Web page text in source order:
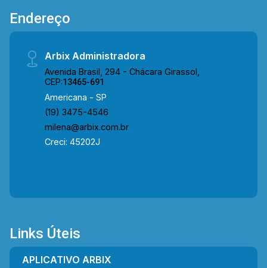
sendo ideal para momentos de lazer. O conforto
térmico e a praticidade são reforçados por
cortinas, persianas elétricas e ar-condicionado
em todos os ambientes. A área íntima é bem
distribuída, com hall de acesso aos dormitórios
social, 01 de serviço e 01 lavabo; 03 vagas de
garagem cobertas. Localizado no bairro Parque
Residencial Nardini, em uma região valorizada e
Americana e do Clube do Bosque,
proporcionando conveniência, lazer e qualidade
de vida. Entre em contato com a equipe da Arbix
Endereço
Arbix Administradora
Avenida Brasil, 294 - Chácara Girassol,
CEP:13465-691
Americana - SP
(19) 3475-4546
milena@arbix.com.br
Creci: 45202J
Links Úteis
APLICATIVO ARBIX